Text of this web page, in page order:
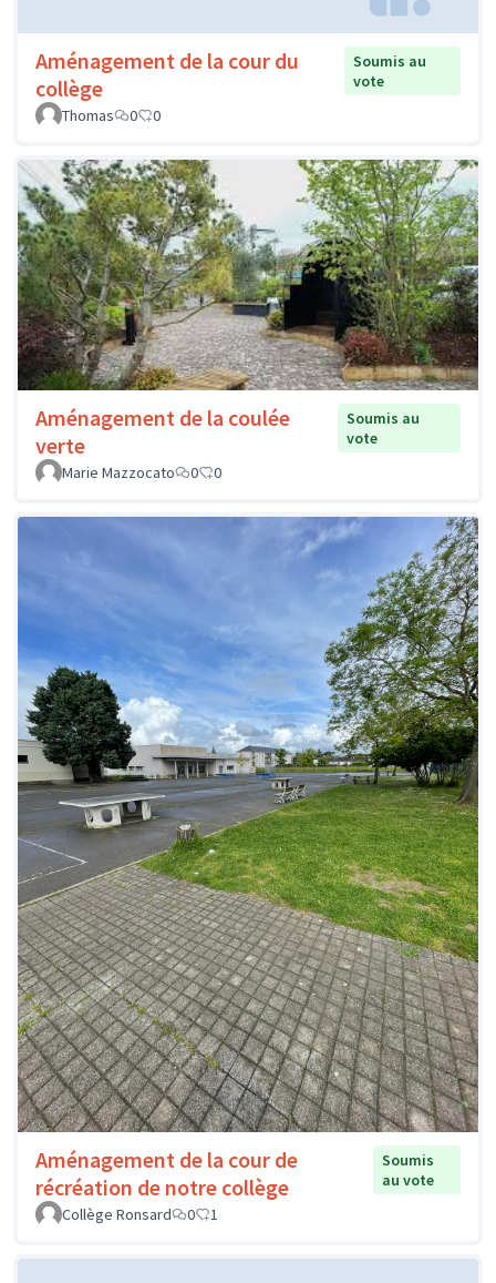
Aménagement de la cour du
collège
Soumis au
vote
Thomas
0 0
Aménagement de la coulée
verte
Soumis au
vote
Marie Mazzocato
0 0
Aménagement de la cour de
récréation de notre collège
Soumis
au vote
Collège Ronsard
0 1